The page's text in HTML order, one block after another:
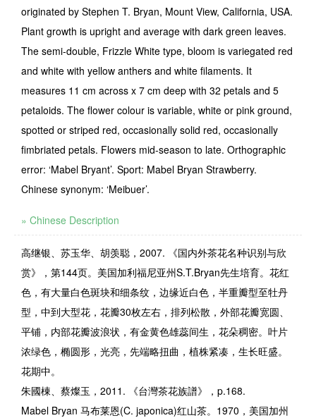
originated by Stephen T. Bryan, Mount View, California, USA.
Plant growth is upright and average with dark green leaves.
The semi-double, Frizzle White type, bloom is variegated red
and white with yellow anthers and white filaments. It
measures 11 cm across x 7 cm deep with 32 petals and 5
petaloids. The flower colour is variable, white or pink ground,
spotted or striped red, occasionally solid red, occasionally
fimbriated petals. Flowers mid-season to late. Orthographic
error: ‘Mabel Bryant’. Sport: Mabel Bryan Strawberry.
Chinese synonym: ‘Meibuer’.
» Chinese Description
高继银、苏玉华、胡羡聪，2007. 《国内外茶花名种识别与欣
赏》，第144页。美国加利福尼亚州S.T.Bryan先生培育。花红
色，有大量白色斑块和细条纹，边缘近白色，半重瓣型至牡丹
型，中到大型花，花瓣30枚左右，排列松散，外部花瓣宽圆、
平铺，内部花瓣波浪状，有金黄色雄蕊间生，花朵稠密。叶片
浓绿色，椭圆形，光亮，先端略扭曲，植株紧凑，生长旺盛。
花期中。
朱國棟、蔡燦玉，2011. 《台灣茶花族譜》，p.168.
Mabel Bryan 马布莱恩(C. japonica)红山茶。 1970 ，美国加州